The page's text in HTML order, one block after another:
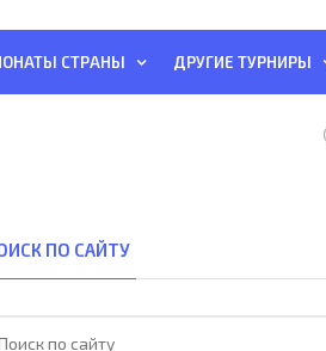
СТРАНЫ ДРУГИЕ ТУРНИРЫ
ПО САЙТУ